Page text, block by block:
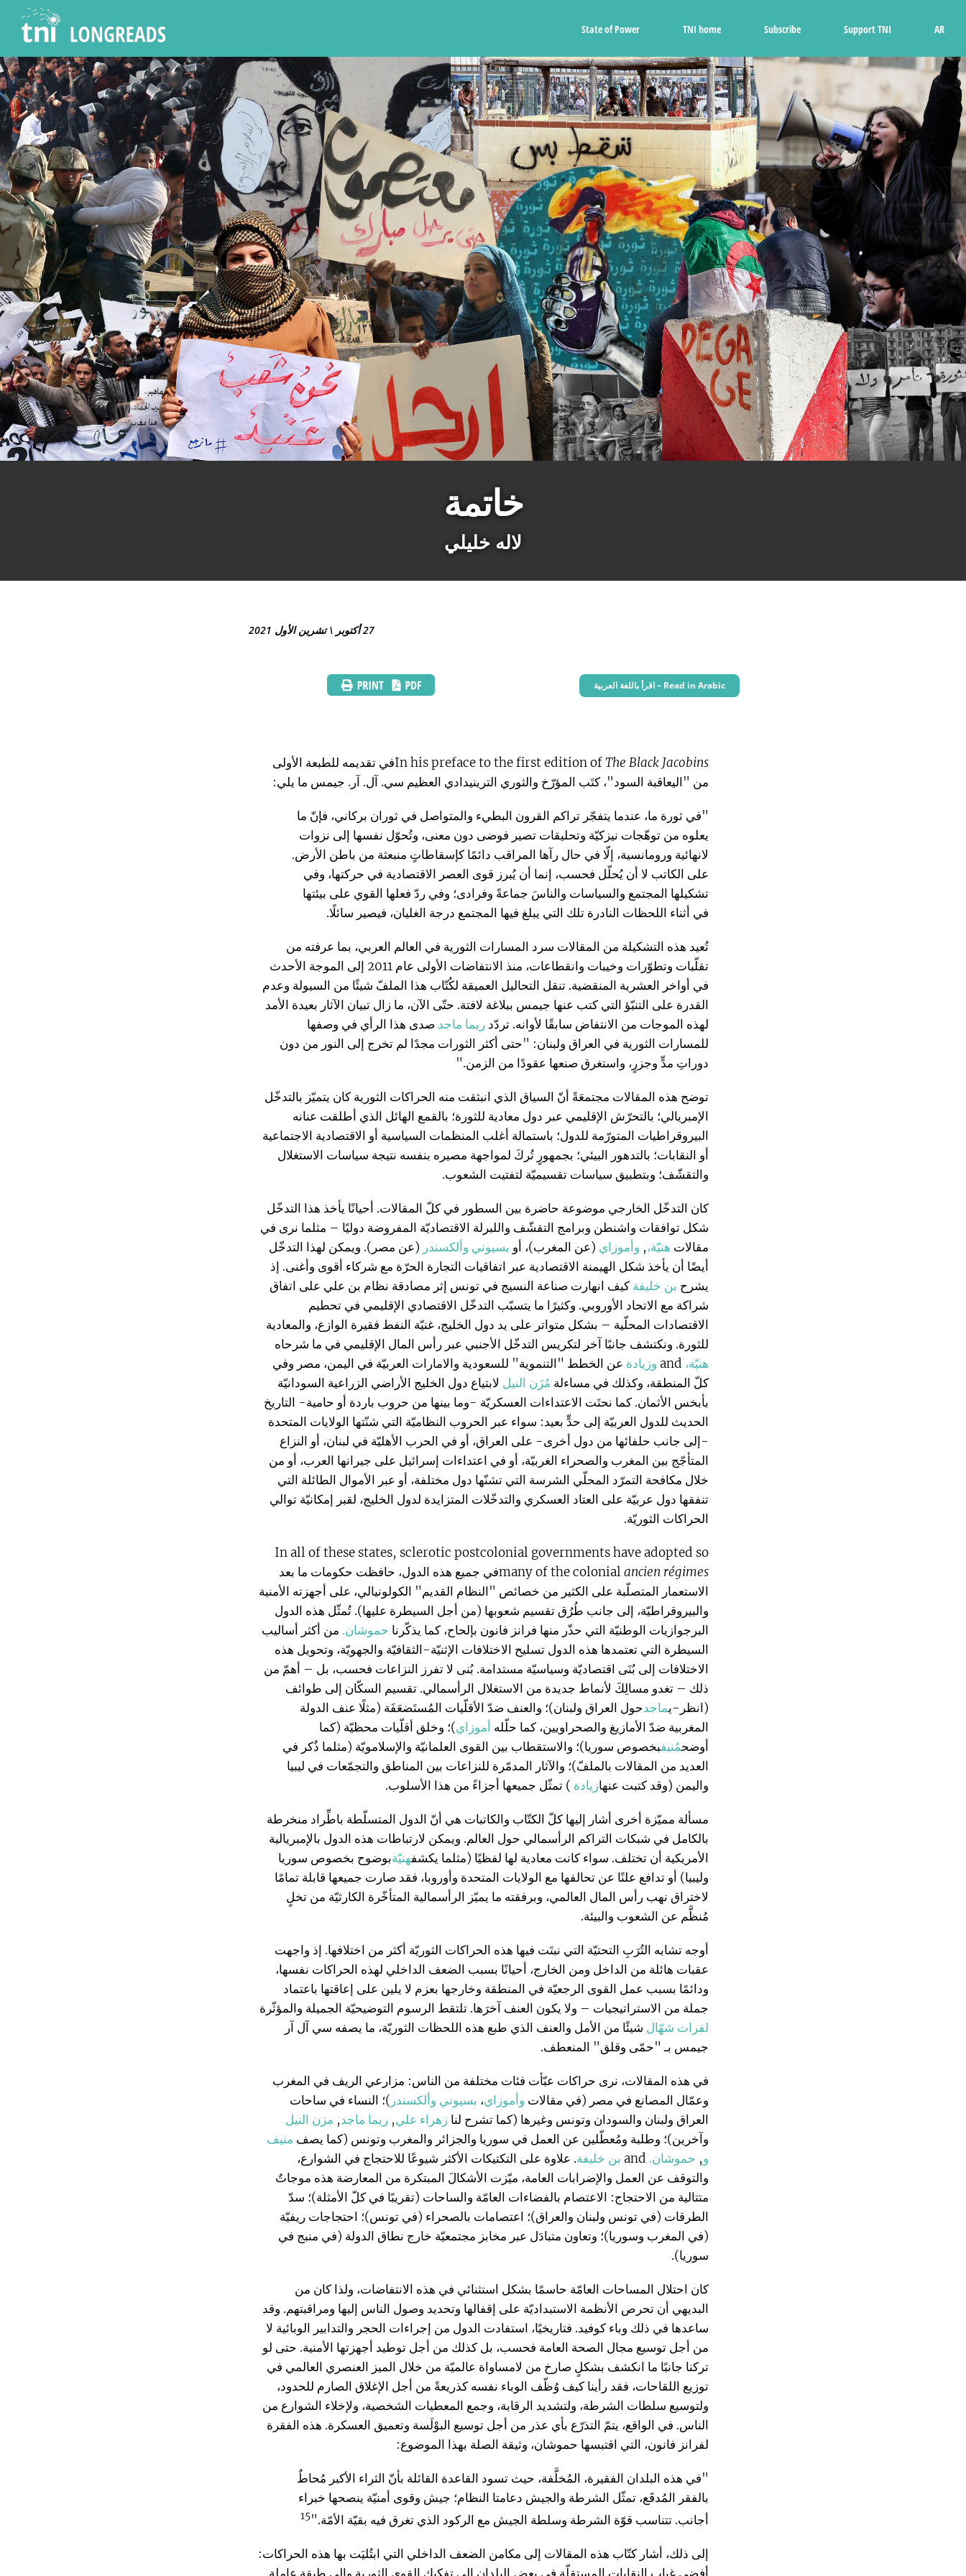
State of Power TNI home Subscribe Support TNI AR
خاتمة
لاله خليلي
27 أكتوبر \ تشرين الأول 2021
Read in Arabic – اقرأ باللغة العربية
In his preface to the first edition ofThe Black Jacobins
في تقديمه للطبعة الأولى
من "اليعاقبة السود"، كتَب المؤرّخ والثوري الترينيدادي العظيم سي. آل. آر. جيمس ما يلي:
"في ثورة ما، عندما يتفجّر تراكم القرون البطيء والمتواصل في ثوران بركاني، فإنّ ما
يعلوه من توهّجات نيزكيّة وتحليقات تصير فوضى دون معنى، وتُحوّل نفسها إلى نزوات
لانهائية ورومانسية، إلّا في حال رآها المراقب دائمًا كإسقاطاتٍ منبعثة من باطن الأرض.
على الكاتب لا أن يُحلّل فحسب، إنما أن يُبرز قوى العصر الاقتصادية في حركتها، وفي
تشكيلها المجتمع والسياسات والناسَ جماعةً وفرادى؛ وفي ردّ فعلها القوي على بيئتها
في أثناء اللحظات النادرة تلك التي يبلغ فيها المجتمع درجة الغليان، فيصير سائلًا.
تُعيد هذه التشكيلة من المقالات سرد المسارات الثورية في العالم العربي، بما عرفته من
تقلّبات وتطوّرات وخيبات وانقطاعات، منذ الانتفاضات الأولى عام 2011 إلى الموجة الأحدث
في أواخر العشرية المنقضية. تنقل التحاليل العميقة لكُتّاب هذا الملفّ شيئًا من السيولة وعدم
القدرة على التنبّؤ التي كتب عنها جيمس ببلاغة لافتة. حتّى الآن، ما زال تبيان الآثار بعيدة الأمد
لهذه الموجات من الانتفاض سابقًا لأوانه. تردّد ريما ماجد صدى هذا الرأي في وصفها
للمسارات الثورية في العراق ولبنان: "حتى أكثر الثورات مجدًا لم تخرج إلى النور من دون
دوراتِ مدٍّ وجزرٍ، واستغرق صنعها عقودًا من الزمن."
توضح هذه المقالات مجتمعَةً أنّ السياق الذي انبثقت منه الحراكات الثورية كان يتميّز بالتدخّل
الإمبريالي؛ بالتحرّش الإقليمي عبر دول معادية للثورة؛ بالقمع الهائل الذي أطلقت عنانه
البيروقراطيات المتورّمة للدول؛ باستمالة أغلب المنظمات السياسية أو الاقتصادية الاجتماعية
أو النقابات؛ بالتدهور البيئي؛ بجمهورٍ تُركَ لمواجهة مصيره بنفسه نتيجة سياسات الاستغلال
والتقشّف؛ وبتطبيق سياسات تقسيميّة لتفتيت الشعوب.
كان التدخّل الخارجي موضوعة حاضرة بين السطور في كلّ المقالات. أحيانًا يأخذ هذا التدخّل
شكل توافقات واشنطن وبرامج التقشّف واللبرلة الاقتصاديّة المفروضة دوليًا – مثلما نرى في
مقالات هنيّة،, وأموزاي (عن المغرب)، أو بسيوني وألكسندر (عن مصر). ويمكن لهذا التدخّل
أيضًا أن يأخذ شكل الهيمنة الاقتصادية عبر اتفاقيات التجارة الحرّة مع شركاء أقوى وأغنى. إذ
يشرح بن خليفة كيف انهارت صناعة النسيج في تونس إثر مصادقة نظام بن علي على اتفاق
شراكة مع الاتحاد الأوروبي. وكثيرًا ما يتسبّب التدخّل الاقتصادي الإقليمي في تحطيم
الاقتصادات المحلّية – بشكل متواتر على يد دول الخليج، غنيّة النفط فقيرة الوازع، والمعادية
للثورة. ونكتشف جانبًا آخر لتكريس التدخّل الأجنبي عبر رأس المال الإقليمي في ما شرحاه
هنيّة،
وزيادة عن الخطط "التنموية" للسعودية والامارات العربيّة في اليمن، مصر وفي
كلّ المنطقة، وكذلك في مساءلة مُزَن النيل لابتياع دول الخليج الأراضي الزراعية السودانيّة
بأبخس الأثمان. كما نحتَت الاعتداءات العسكريّة -وما بينها من حروب باردة أو حامية- التاريخ
الحديث للدول العربيّة إلى حدٍّ بعيد: سواء عبر الحروب النظاميّة التي شنّتها الولايات المتحدة
-إلى جانب حلفائها من دول أخرى- على العراق، أو في الحرب الأهليّة في لبنان، أو النزاع
المتأجّج بين المغرب والصحراء الغربيّة، أو في اعتداءات إسرائيل على جيرانها العرب، أو من
خلال مكافحة التمرّد المحلّي الشرسة التي تشنّها دول مختلفة، أو عبر الأموال الطائلة التي
تنفقها دول عربيّة على العتاد العسكري والتدخّلات المتزايدة لدول الخليج، لقبر إمكانيّة توالي
الحراكات الثوريّة.
In all of these states, sclerotic postcolonial governments have adopted so
many of the colonialancien régimes
في جميع هذه الدول، حافظت حكومات ما بعد
الاستعمار المتصلّبة على الكثير من خصائص "النظام القديم" الكولونيالي، على أجهزته الأمنية
والبيروقراطيّة، إلى جانب طُرُق تقسيم شعوبها (من أجل السيطرة عليها). تُمثّل هذه الدول
البرجوازيات الوطنيّة التي حذّر منها فرانز فانون بإلحاح، كما يذكّرنا حموشان. من أكثر أساليب
السيطرة التي تعتمدها هذه الدول تسليح الاختلافات الإثنيّة-الثقافيّة والجهويّة، وتحويل هذه
الاختلافات إلى بُنَى اقتصاديّة وسياسيّة مستدامة. بُنى لا تفرز النزاعات فحسب، بل – أهمّ من
ذلك – تغدو مسالِكَ لأنماط جديدة من الاستغلال الرأسمالي. تقسيم السكّان إلى طوائف
(انظر-يماجدحول العراق ولبنان)؛ والعنف ضدّ الأقلّيات المُستَضعَفَة (مثلًا عنف الدولة
المغربية ضدّ الأمازيغ والصحراويين، كما حلّله أموزاي)؛ وخلق أقلّيات محظيّة (كما
أوضحمُنيفبخصوص سوريا)؛ والاستقطاب بين القوى العلمانيّة والإسلامويّة (مثلما ذُكر في
العديد من المقالات بالملفّ)؛ والآثار المدمّرة للنزاعات بين المناطق والتجمّعات في ليبيا
واليمن (وقد كتبت عنهازيادة ) تمثّل جميعها أجزاءً من هذا الأسلوب.
مسألة مميّزة أخرى أشار إليها كلّ الكتّاب والكاتبات هي أنّ الدول المتسلّطة باطِّراد منخرطة
بالكامل في شبكات التراكم الرأسمالي حول العالم. ويمكن لارتباطات هذه الدول بالإمبريالية
الأمريكية أن تختلف. سواء كانت معادية لها لفظيًا (مثلما يكشفهنيّةبوضوح بخصوص سوريا
وليبيا) أو تدافع علنًا عن تحالفها مع الولايات المتحدة وأوروبا، فقد صارت جميعها قابلة تمامًا
لاختراق نهب رأس المال العالمي، وبرفقته ما يميّز الرأسمالية المتأخّرة الكارثيّة من تخلٍ
مُنظَّم عن الشعوب والبيئة.
أوجه تشابه التُرَبِ التحتيّة التي نبتَت فيها هذه الحراكات الثوريّة أكثر من اختلافها. إذ واجهت
عقبات هائلة من الداخل ومن الخارج، أحيانًا بسبب الضعف الداخلي لهذه الحراكات نفسها،
ودائمًا بسبب عمل القوى الرجعيّة في المنطقة وخارجها بعزم لا يلين على إعاقتها باعتماد
جملة من الاستراتيجيات – ولا يكون العنف آخرَها. تلتقط الرسوم التوضيحيّة الجميلة والمؤثّرة
لفرات شهّال شيئًا من الأمل والعنف الذي طبع هذه اللحظات الثوريّة، ما يصفه سي آل آر
جيمس بـ "حمّى وقلق" المنعطف.
في هذه المقالات، نرى حراكات عبّأت فئات مختلفة من الناس: مزارعي الريف في المغرب
وعمّال المصانع في مصر (في مقالات وأموزاي، بسيوني وألكسندر )؛ النساء في ساحات
العراق ولبنان والسودان وتونس وغيرها (كما تشرح لنا زهراء علي, ريما ماجد, مزن النيل
وآخرين)؛ وطلبة ومُعطّلين عن العمل في سوريا والجزائر والمغرب وتونس (كما يصف منيف
و, حموشان. بن خليفة. علاوة على التكتيكات الأكثر شيوعًا للاحتجاج في الشوارع،
والتوقف عن العمل والإضرابات العامة، ميّزت الأشكالَ المبتكرة من المعارضة هذه موجاتٌ
متتالية من الاحتجاج: الاعتصام بالفضاءات العامّة والساحات (تقريبًا في كلّ الأمثلة)؛ سدّ
الطرقات (في تونس ولبنان والعراق)؛ اعتصامات بالصحراء (في تونس)؛ احتجاجات ريفيّة
(في المغرب وسوريا)؛ وتعاون متبادَل عبر مخابز مجتمعيّة خارج نطاق الدولة (في منبج في
سوريا).
كان احتلال المساحات العامّة حاسمًا بشكل استثنائي في هذه الانتفاضات، ولذا كان من
البديهي أن تحرص الأنظمة الاستبداديّة على إقفالها وتحديد وصول الناس إليها ومراقبتهم. وقد
ساعدها في ذلك وباء كوفيد. فتاريخيًا، استفادت الدول من إجراءات الحجر والتدابير الوبائية لا
من أجل توسيع مجال الصحة العامة فحسب، بل كذلك من أجل توطيد أجهزتها الأمنية. حتى لو
تركنا جانبًا ما انكشف بشكلٍ صارخ من لامساواة عالميّة من خلال الميز العنصري العالمي في
توزيع اللقاحات، فقد رأينا كيف وُظّف الوباء نفسه كذريعةً من أجل الإغلاق الصارم للحدود،
ولتوسيع سلطات الشرطة، ولتشديد الرقابة، وجمع المعطيات الشخصية، ولإخلاء الشوارع من
الناس. في الواقع، يتمّ التذرّع بأي عذر من أجل توسيع البوْلَسة وتعميق العسكرة. هذه الفقرة
لفرانز فانون، التي اقتبسها حموشان، وثيقة الصلة بهذا الموضوع:
"في هذه البلدان الفقيرة، المُخلَّفة، حيث تسود القاعدة القائلة بأنّ الثراء الأكبر مُحاطٌ
بالفقر المُدقَع، تمثّل الشرطة والجيش دعامتا النظام؛ جيش وقوى أمنيّة ينصحها خبراء
أجانب. تتناسب قوّة الشرطة وسلطة الجيش مع الركود الذي تغرق فيه بقيّة الأمّة."15
إلى ذلك، أشار كتّاب هذه المقالات إلى مكامن الضعف الداخلي التي ابتُليَت بها هذه الحراكات: